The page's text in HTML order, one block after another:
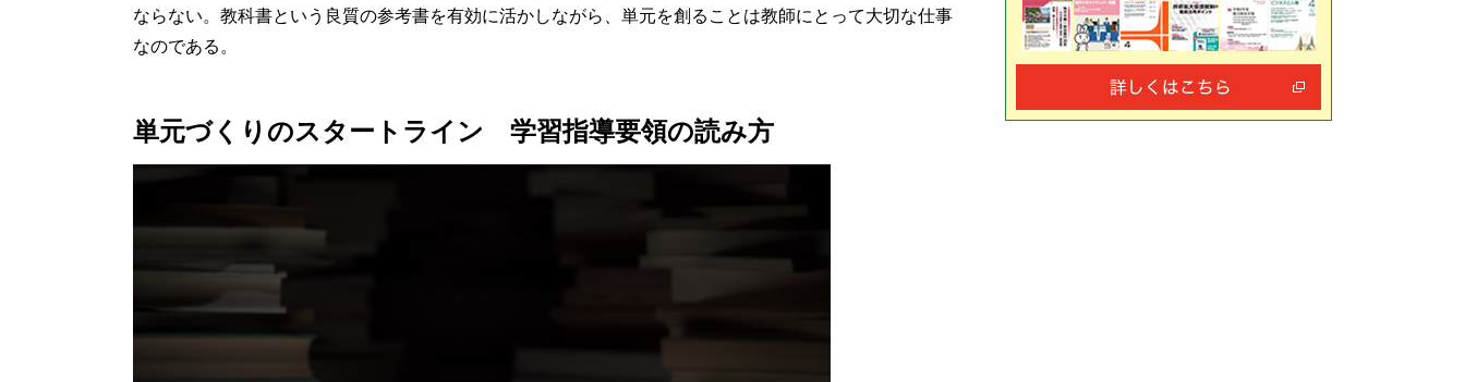
ならない。教科書という良質の参考書を有効に活かしながら、単元を創ることは教師にとって大切な仕事
なのである。
単元づくりのスタートライン 学習指導要領の読み方